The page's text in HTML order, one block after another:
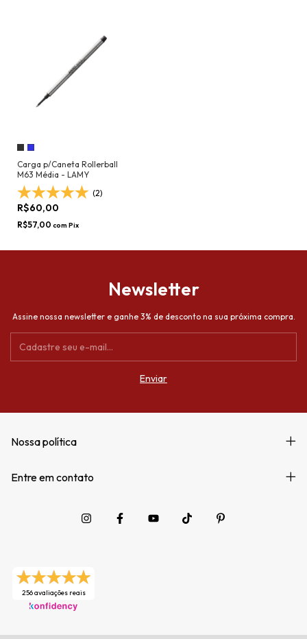
Carga p/Caneta Rollerball
M63 Média - LAMY
(2)
R$60,00
R$57,00 com Pix
Newsletter
Assine nossa newsletter e ganhe 3% de desconto na sua próxima compra.
Nossa política
Entre em contato
256 avaliações reais